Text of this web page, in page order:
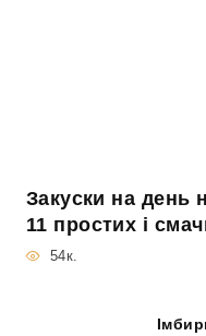
Закуски на день
11 простих і
54к.